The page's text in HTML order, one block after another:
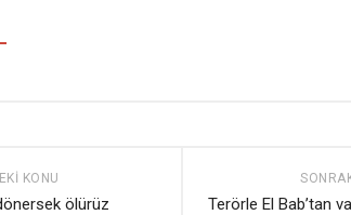
Terörle El Bab’tan
KONU
ölürüz